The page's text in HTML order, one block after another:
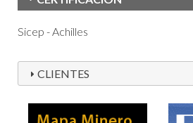
Sicep - Achilles
CLIENTES